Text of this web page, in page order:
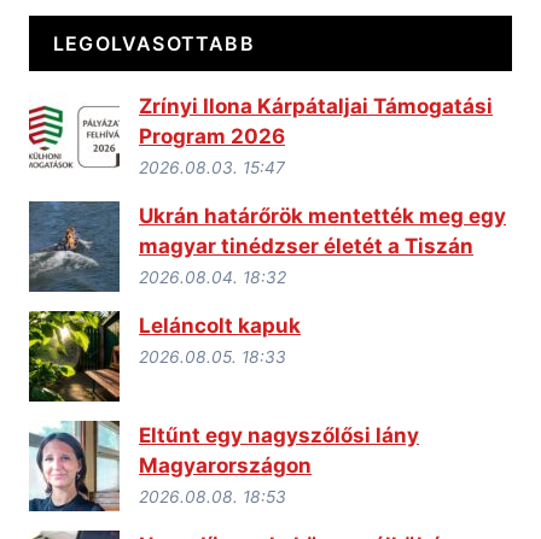
LEGOLVASOTTABB
Zrínyi Ilona Kárpátaljai Támogatási
Program 2026
2026.08.03. 15:47
Ukrán határőrök mentették meg egy
magyar tinédzser életét a Tiszán
2026.08.04. 18:32
Leláncolt kapuk
2026.08.05. 18:33
Eltűnt egy nagyszőlősi lány
Magyarországon
2026.08.08. 18:53